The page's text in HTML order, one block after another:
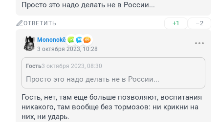
Просто это надо делать не в России...
ОТВЕТИТЬ +1 –2
Mononokê
3 октября 2023, 10:28
Гость3 октября 2023, 08:30
Просто это надо делать не в России...
Гость, нет, там еще больше позволяют, воспитания
никакого, там вообще без тормозов: ни крикни на
них, ни ударь.